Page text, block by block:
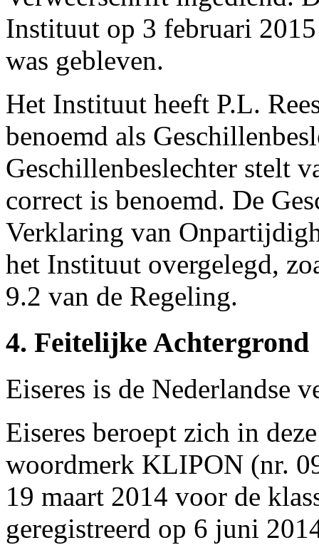
Instituut op 3 februari
was gebleven.
Het Instituut heeft P.L.
benoemd als
Geschillenbeslechter stelt
correct is benoemd. De
Verklaring van
het Instituut overgelegd,
9.2 van de Regeling.
4. Feitelijke Achtergrond
Eiseres is de Nederlandse
Eiseres beroept zich in
woordmerk KLIPON (nr.
19 maart 2014 voor de
geregistreerd op 6 juni